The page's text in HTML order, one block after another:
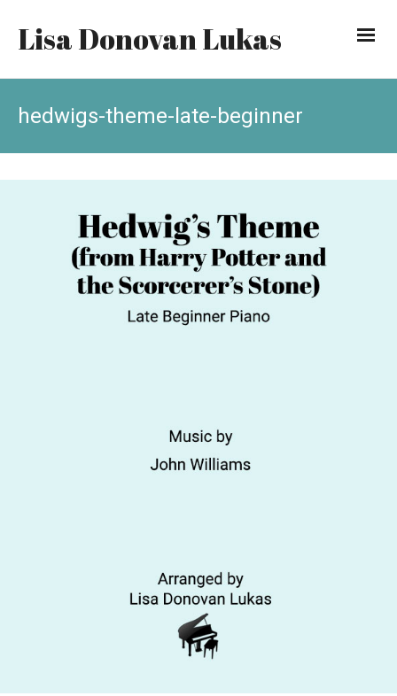
Lisa Donovan Lukas
hedwigs-theme-late-beginner